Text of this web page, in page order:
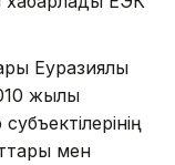
Еуразиялық
жылы
мен